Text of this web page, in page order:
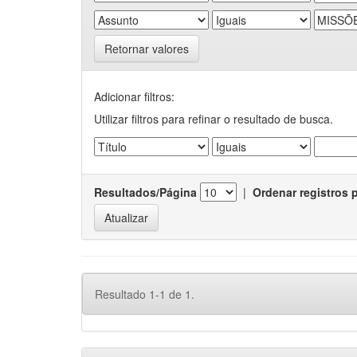
Retornar valores
Adicionar filtros:
Utilizar filtros para refinar o resultado de busca.
Resultados/Página | Ordenar registros
Resultado 1-1 de 1.